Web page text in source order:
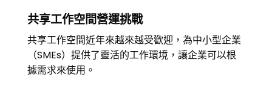
共享工作空間營運挑戰
共享工作空間近年來越來越受歡迎，為中小型企業
（SMEs）提供了靈活的工作環境，讓企業可以根
據需求來使用。